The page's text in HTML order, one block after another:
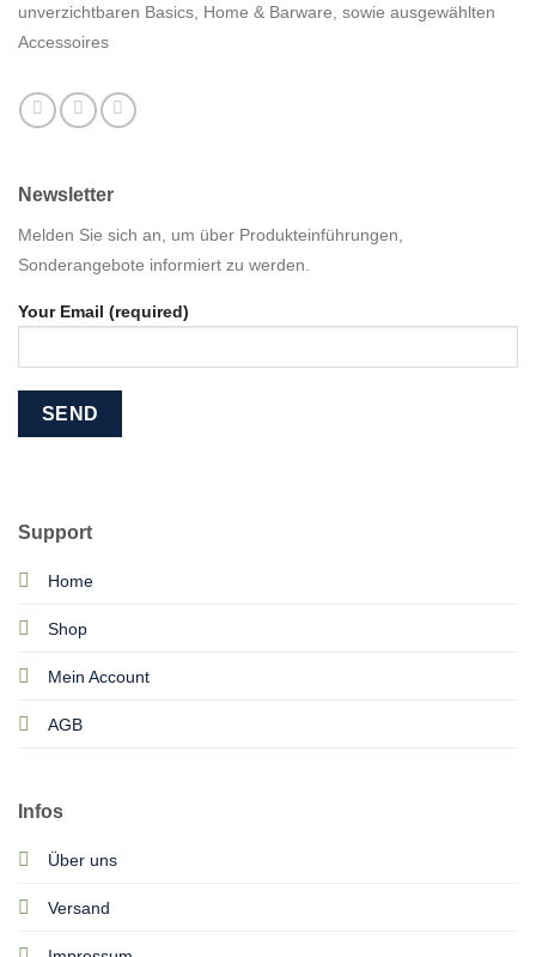
unverzichtbaren Basics, Home & Barware, sowie ausgewählten
Accessoires
Support
Home
Shop
Mein Account
AGB
Infos
Über uns
Versand
Newsletter
Melden Sie sich an, um über Produkteinführungen,
Sonderangebote informiert zu werden.
Your Email (required)